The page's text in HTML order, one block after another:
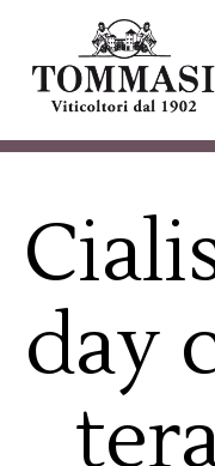
day